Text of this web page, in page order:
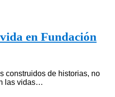
en Fundación
construidos de historias, no
las vidas…